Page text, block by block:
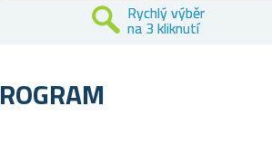
Rychlý výběr
na 3 kliknutí